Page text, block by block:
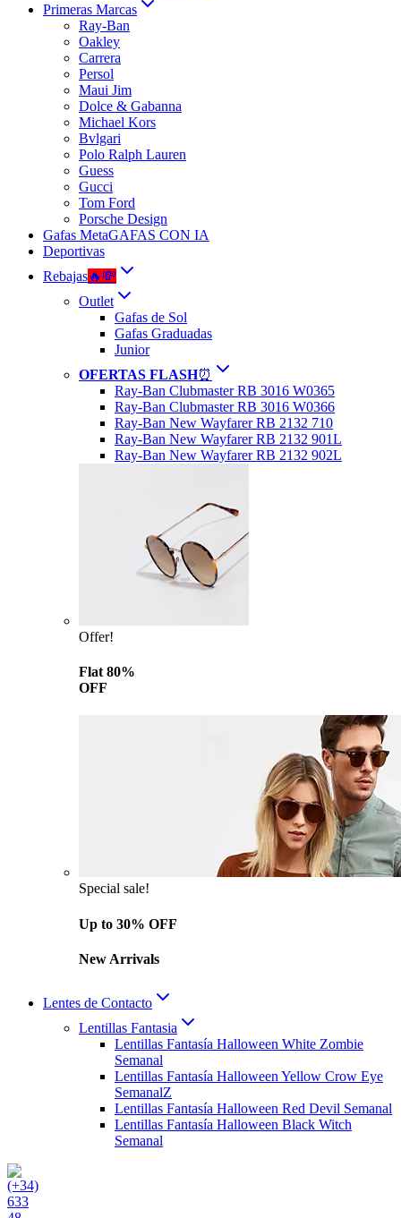
Primeras Marcas
Ray-Ban
Oakley
Carrera
Persol
Maui Jim
Dolce & Gabanna
Michael Kors
Bvlgari
Polo Ralph Lauren
Guess
Gucci
Tom Ford
Porsche Design
Gafas MetaGAFAS CON IA
Deportivas
Rebajas🔥💸
Outlet
Gafas de Sol
Gafas Graduadas
Junior
OFERTAS FLASH⏰
Ray-Ban Clubmaster RB 3016 W0365
Ray-Ban Clubmaster RB 3016 W0366
Ray-Ban New Wayfarer RB 2132 710
Ray-Ban New Wayfarer RB 2132 901L
Ray-Ban New Wayfarer RB 2132 902L
Offer!
Flat 80%
OFF
Special sale!
Up to 30% OFF
New Arrivals
Lentes de Contacto
Lentillas Fantasia
Lentillas Fantasía Halloween White Zombie
Semanal
Lentillas Fantasía Halloween Yellow Crow Eye
SemanalZ
Lentillas Fantasía Halloween Red Devil Semanal
Lentillas Fantasía Halloween Black Witch
Semanal